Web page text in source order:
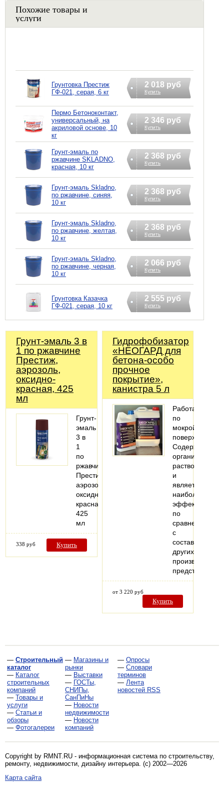
Похожие товары и
услуги
Грунтовка Престиж
ГФ-021, серая, 6 кг
2 018 руб
Купить
Пермо Бетоноконтакт,
универсальный, на
акриловой основе, 10
кг
2 346 руб
Купить
Грунт-эмаль по
ржавчине SKLADNO,
красная, 10 кг
2 368 руб
Купить
Грунт-эмаль Skladno,
по ржавчине, синяя,
10 кг
2 368 руб
Купить
Грунт-эмаль Skladno,
по ржавчине, желтая,
10 кг
2 368 руб
Купить
Грунт-эмаль Skladno,
по ржавчине, черная,
10 кг
2 066 руб
Купить
Грунтовка Казачка
ГФ-021, серая, 10 кг
2 555 руб
Купить
Грунт-эмаль 3 в
1 по ржавчине
Престиж,
аэрозоль,
оксидно-
красная, 425
мл
Грунт-
эмаль
3 в
1
по
ржавчине
Престиж,
аэрозоль,
оксидно-
красная,
425
мл
338 руб Купить
Гидрофобизатор
«НЕОГАРД для
бетона-особо
прочное
покрытие»,
канистра 5 л
Работает
по
мокрой
поверхности.
Содержит
органический
растворитель
и
является
наиболее
эффективным
по
сравнению
с
составами
других
от 3 220 руб
Купить
— Строительный
каталог
— Каталог
строительных
компаний
— Товары и
услуги
— Статьи и
обзоры
— Фотогалереи
— Магазины и
рынки
— Выставки
— ГОСТы,
СНИПы,
СанПиНы
— Новости
недвижимости
— Новости
компаний
— Опросы
— Словари
терминов
— Лента
новостей RSS
Copyright by RMNT.RU - информационная система по строительству,
ремонту, недвижимости, дизайну интерьера . (c) 2002—2026
Карта сайта